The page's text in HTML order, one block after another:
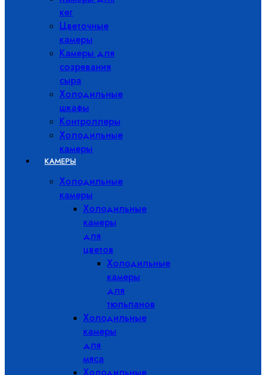
кег
Цветочные
камеры
Камеры для
созревания
сыра
Холодильные
шкафы
Контроллеры
Холодильные
камеры
КАМЕРЫ
Холодильные
камеры
Холодильные
камеры
для
цветов
Холодильные
камеры
для
тюльпанов
Холодильные
камеры
для
мяса